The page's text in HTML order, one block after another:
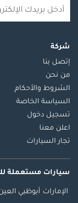
شركة
إتصل بنا
من نحن
الشروط والأحكام
السياسة الخاصة
تسجيل دخول
اعلن معنا
تجار السيارات
سيارات مستعملة
الإمارات أبوظبي